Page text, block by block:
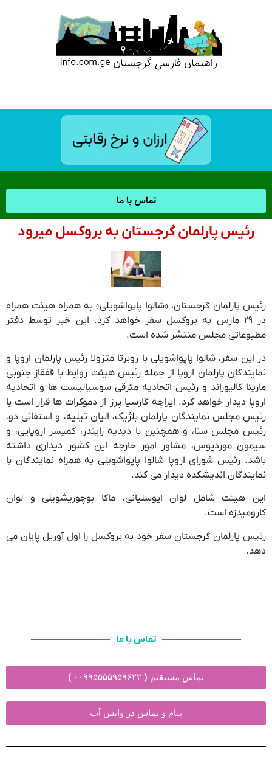
تماس با ما
رئیس پارلمان گرجستان به بروکسل میرود
رئیس پارلمان گرجستان، «شالوا پاپواشویلی» به همراه هیئت همراه
در ۲۹ مارس به بروکسل سفر خواهد کرد. این خبر توسط دفتر
مطبوعاتی مجلس منتشر شده است.
در این سفر، شالوا پاپواشویلی با روبرتا متزولا رئیس پارلمان اروپا و
نمایندگان پارلمان اروپا از جمله رئیس هیئت روابط با قفقاز جنوبی
مارینا کالیوراند و رئیس اتحادیه مترقی سوسیالیست ها و اتحادیه
اروپا دیدار خواهد کرد. ایراچه گارسیا پرز از دموکرات ها قرار است با
رئیس مجلس نمایندگان پارلمان بلژیک، الیان تیلیه، و استفانی دو،
رئیس مجلس سنا، و همچنین با دیدیه رایندر، کمیسر اروپایی، و
سیمون موردیوس، مشاور امور خارجه این کشور دیداری داشته
باشد. رئیس شورای اروپا شالوا پاپواشویلی به همراه نمایندگان با
نمایندگان اندیشکده دیدار می کند.
این هیئت شامل لوان ایوسلیانی، ماکا بوچوریشویلی و لوان
کارومیدزه است.
رئیس پارلمان گرجستان سفر خود به بروکسل را اول آوریل پایان می
دهد.
تماس با ما
تماس مستقیم ( ۰۰۹۹۵۵۵۵۹۵۹۶۲۲ )
پیام و تماس در واتس آپ